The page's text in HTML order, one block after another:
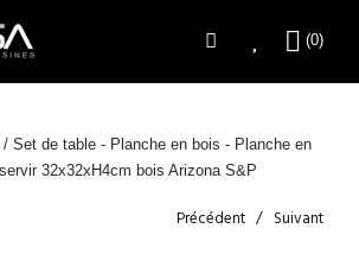
/ Set de table - Planche en bois - Planche en
32x32xH4cm bois Arizona S&P
Précédent Suivant